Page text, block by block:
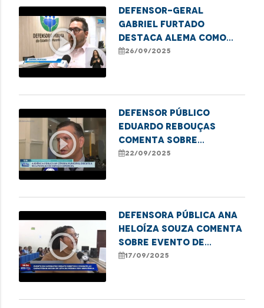
play_circle_outline
Defensor-geral
Gabriel Furtado
destaca Alema como
finalista do Prêmio
26/09/2025
play_circle_outline
Defensor Público
Eduardo Rebouças
comenta sobre
audiência na Câmara
Guarda
22/09/2025
play_circle_outline
Defensora pública Ana
Heloíza Souza comenta
sobre evento de
combate ao
17/09/2025